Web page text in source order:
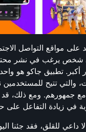
على مواقع التواصل
شخص يرغب في نشر
أكبر. تطبيق جاكو هو
والتي تتيح
مع جمهورهم. ومع ذلك، قد
في زيادة التفاعل على
داعي للقلق، فقد جئنا